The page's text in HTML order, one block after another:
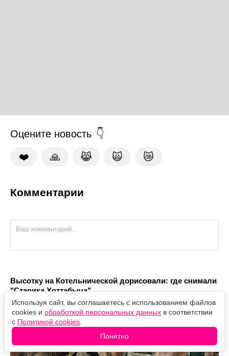
Оцените новость
❤️ 🙏 😹 🙀 😿
Комментарии
Высотку на Котельнической дорисовали: где снимали
"Старика Хоттабыча"
Используя сайт, вы соглашаетесь с использованием файлов
cookies и обработкой персональных данных в соответствии
с Политикой cookies
Понятно